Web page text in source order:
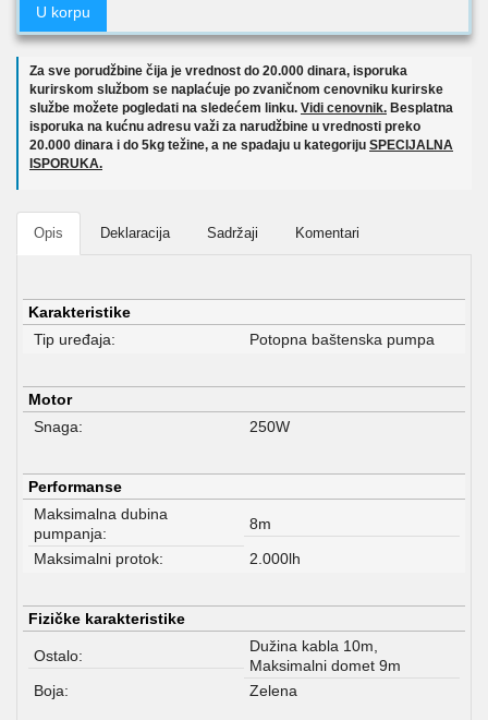
U korpu
Za sve porudžbine čija je vrednost do 20.000 dinara, isporuka
kurirskom službom se naplaćuje po zvaničnom cenovniku kurirske
službe možete pogledati na sledećem linku. Vidi cenovnik. Besplatna
isporuka na kućnu adresu važi za narudžbine u vrednosti preko
20.000 dinara i do 5kg težine, a ne spadaju u kategoriju SPECIJALNA
ISPORUKA.
Opis Deklaracija Sadržaji Komentari
Karakteristike
Tip uređaja:
Potopna baštenska pumpa
Motor
Snaga:
250W
Performanse
Maksimalna dubina
pumpanja:
8m
Maksimalni protok:
2.000lh
Fizičke karakteristike
Ostalo:
Dužina kabla 10m,
Maksimalni domet 9m
Boja:
Zelena